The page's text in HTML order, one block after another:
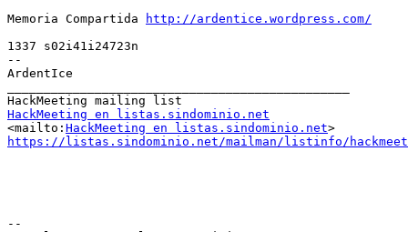
Memoria Compartida
http://ardentice.wordpress.com/
1337 s02i41i24723n
--
ArdentIce
HackMeeting en listas.sindominio.net
<mailto: HackMeeting en listas.sindominio.net
https://listas.sindominio.net/mailman/listinfo/
--